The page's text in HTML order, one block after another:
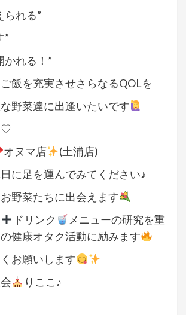
られる”
”
かれる！”
飯を充実させさらなるQOLを
野菜達に出逢いたいです
♡
オヌマ店
(土浦店)
に足を運んでみてください♪
野菜たちに出会えます
ドリンク
メニューの研究を重
健康オタク活動に励みます
お願いします
りここ♪